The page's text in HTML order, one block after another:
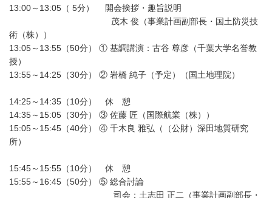
13:00～13:05（ 5分） 開会挨拶・趣旨説明
茂木 俊（事業計画副部長・国土防災技
術（株））
13:05～13:55（50分） ① 基調講演：古谷 尊彦（千葉大学名誉教
授）
13:55～14:25（30分） ② 岩橋 純子（予定）（国土地理院）
14:25～14:35（10分） 休 憩
14:35～15:05（30分） ③ 佐藤 匠（国際航業（株））
15:05～15:45（40分） ④ 千木良 雅弘（（公財）深田地質研究
所）
15:45～15:55（10分） 休 憩
15:55～16:45（50分） ⑤ 総合討論
司会：土志田 正二（事業計画副部長・